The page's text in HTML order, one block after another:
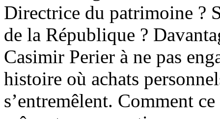
Directrice du patrimoine ?
de la République ?
Casimir Perier à ne pas
histoire où achats
s’entremêlent. Comment